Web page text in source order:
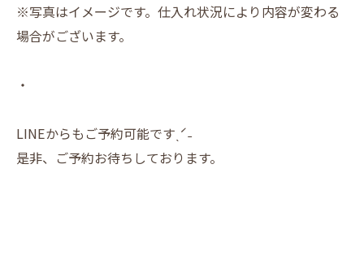
※写真はイメージです。仕入れ状況により内容が変わる
場合がございます。
・
LINEからもご予約可能ですˎˊ˗
是非、ご予約お待ちしております。